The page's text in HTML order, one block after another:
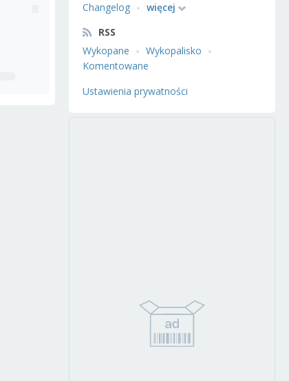
Changelog
więcej
RSS
Wykopane
Wykopalisko
Komentowane
Ustawienia prywatności